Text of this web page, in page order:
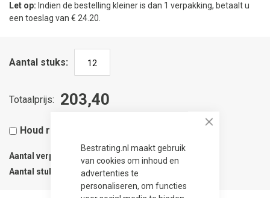
Bestrating.nl maakt gebruik
van cookies om inhoud en
advertenties te
personaliseren, om functies
Let op: Indien de bestelling kleiner is dan 1 verpakking, betaalt u
een toeslag van € 24.20.
Aantal stuks
Totaalprijs 203,40
Houd rekening met 5% snijverlies
Aantal verpakkingen
0.25
Aantal stuks